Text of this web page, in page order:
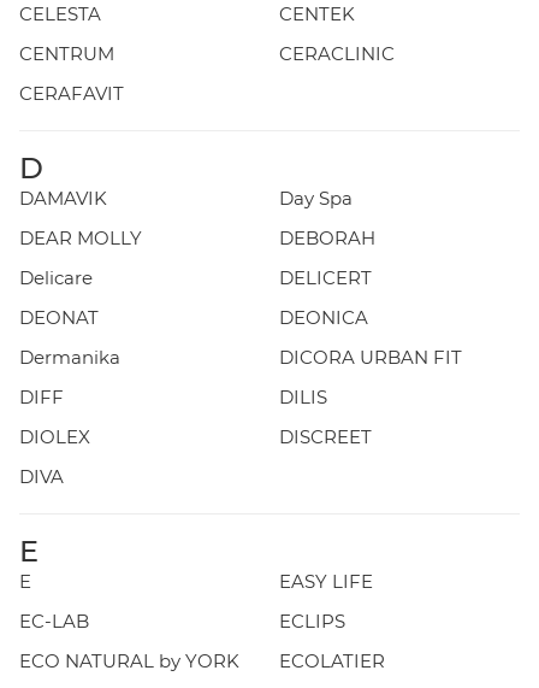
CELESTA
CENTEK
CENTRUM
CERACLINIC
CERAFAVIT
D
DAMAVIK
Day Spa
DEAR MOLLY
DEBORAH
Delicare
DELICERT
DEONAT
DEONICA
Dermanika
DICORA URBAN FIT
DIFF
DILIS
DIOLEX
DISCREET
DIVA
E
E
EASY LIFE
EC-LAB
ECLIPS
ECO NATURAL by YORK
ECOLATIER